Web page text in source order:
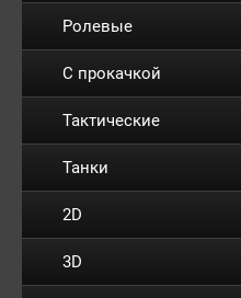
Ролевые
С прокачкой
Тактические
Танки
2D
3D